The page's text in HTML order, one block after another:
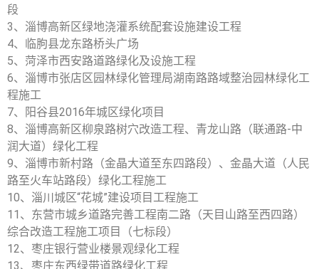
段
3、淄博高新区绿地浇灌系统配套设施建设工程
4、临朐县龙东路桥头广场
5、菏泽市西安路道路绿化及设施工程
6、淄博市张店区园林绿化管理局湖南路路域整治园林绿化工
程施工
7、阳谷县2016年城区绿化项目
8、淄博高新区柳泉路树穴改造工程、青龙山路（联通路-中
润大道）绿化工程
9、淄博市新村路（金晶大道至东四路段）、金晶大道（人民
路至火车站路段）绿化工程施工
10、淄川城区“花城”建设项目工程施工
11、东营市城乡道路完善工程南二路（天目山路至西四路）
综合改造工程施工项目（七标段）
12、枣庄银行营业楼景观绿化工程
13、枣庄东西绿带道路绿化工程